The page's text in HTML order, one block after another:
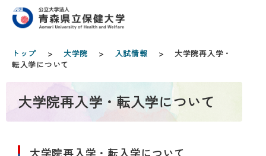
トップ > 大学院 > 入試情報 > 大学院再入学・
転入学について
大学院再入学・転入学について
大学院再入学・転入学について